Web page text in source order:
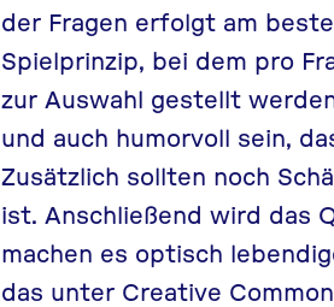
der Fragen erfolgt am
Spielprinzip, bei dem pro
zur Auswahl gestellt
und auch humorvoll sein,
Zusätzlich sollten noch
ist. Anschließend wird das
machen es optisch
das unter Creative